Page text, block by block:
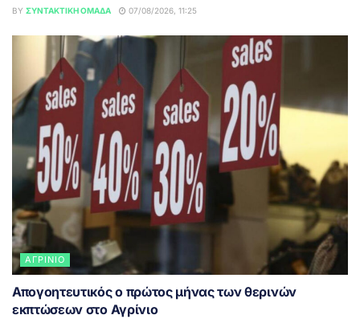
BY ΣΥΝΤΑΚΤΙΚΉ ΟΜΆΔΑ 07/08/2026, 11:25
ΑΓΡΊΝΙΟ
Απογοητευτικός ο πρώτος μήνας των θερινών
εκπτώσεων στο Αγρίνιο